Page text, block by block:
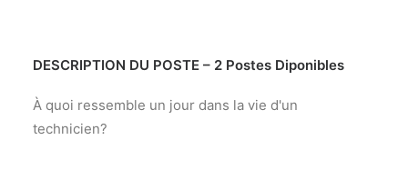
DESCRIPTION DU POSTE – 2 Postes Diponibles
À quoi ressemble un jour dans la vie d'un
technicien?